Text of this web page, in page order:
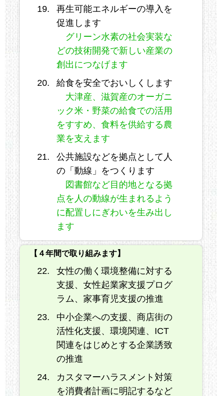
再生可能エネルギーの導入を
促進します
グリーン水素の社会実装な
どの技術開発で新しい産業の
創出につなげます
給食を安全でおいしくします
大津産、滋賀産のオーガニ
ック米・野菜の給食での活用
をすすめ、食料を供給する農
業を支えます
公共施設などを拠点として人
の「動線」をつくります
図書館など目的地となる拠
点を人の動線が生まれるよう
に配置しにぎわいを生み出し
ます
【４年間で取り組みます】
女性の働く環境整備に対する
支援、女性起業家支援プログ
ラム、家事育児支援の推進
中小企業への支援、商店街の
活性化支援、環境関連、ICT
関連をはじめとする企業誘致
の推進
カスタマーハラスメント対策
を消費者計画に明記するなど